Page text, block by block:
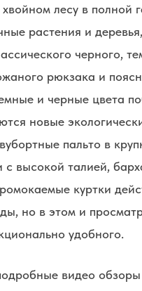
хвойном лесу в
растения и
черного,
рюкзака и
и черные цвета
новые
пальто в
высокой талией,
куртки
но в этом и
удобного.
видео